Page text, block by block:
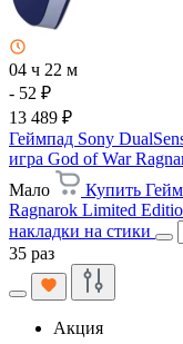
04 ч 22 м
- 52 ₽
13 489 ₽
Геймпад Sony
игра God of War
Мало
Купить
Ragnarok Limited
накладки на стики
35 раз
Акция